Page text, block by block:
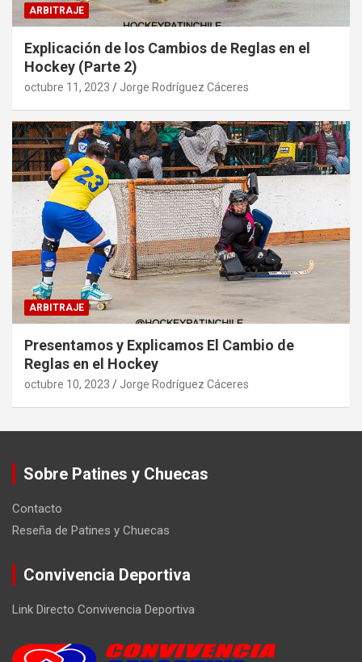
ARBITRAJE
Explicación de los Cambios de Reglas en el
Hockey (Parte 2)
octubre 11, 2023 Jorge Rodríguez Cáceres
ARBITRAJE
Presentamos y Explicamos El Cambio de
Reglas en el Hockey
octubre 10, 2023 Jorge Rodríguez Cáceres
Sobre Patines y Chuecas
Contacto
Reseña de Patines y Chuecas
Convivencia Deportiva
Link Directo Convivencia Deportiva